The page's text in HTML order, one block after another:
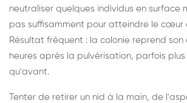
neutraliser quelques individus en surface
pas suffisamment pour atteindre le cœur
Résultat fréquent : la colonie reprend
heures après la pulvérisation, parfois
qu'avant.
Tenter de retirer un nid à la main, de